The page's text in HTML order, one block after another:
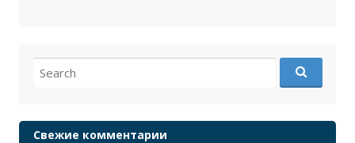
for:
Свежие комментарии